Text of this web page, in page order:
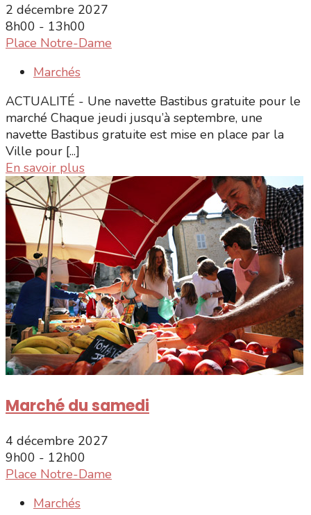
2 décembre 2027
8h00 - 13h00
Place Notre-Dame
Marchés
ACTUALITÉ - Une navette Bastibus gratuite pour le
marché Chaque jeudi jusqu’à septembre, une
navette Bastibus gratuite est mise en place par la
Ville pour [...]
En savoir plus
Marché du samedi
4 décembre 2027
9h00 - 12h00
Place Notre-Dame
Marchés